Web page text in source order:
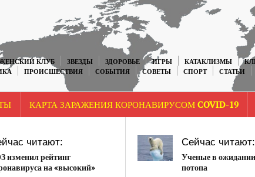
КЛУБ ЗВЕЗДЫ ЗДОРОВЬЕ ИГРЫ КАТАКЛИЗМЫ
ПРОИСШЕСТВИЯ СОБЫТИЯ СОВЕТЫ СПОРТ СТАТЬИ
КАРТА ЗАРАЖЕНИЯ КОРОНАВИРУСОМ COVID-19
читают:
изменил рейтинг
на «высокий»
Сейчас читают:
Ученые в
потопа